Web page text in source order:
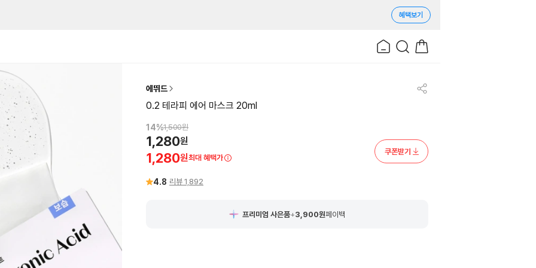
혜택보기
에뛰드
0.2 테라피 에어 마스크 20ml
14%1,500원
1,280원
1,280원최대 혜택가
쿠폰받기
4.8 리뷰 1,892
프리미엄 사은품+3,900원페이백